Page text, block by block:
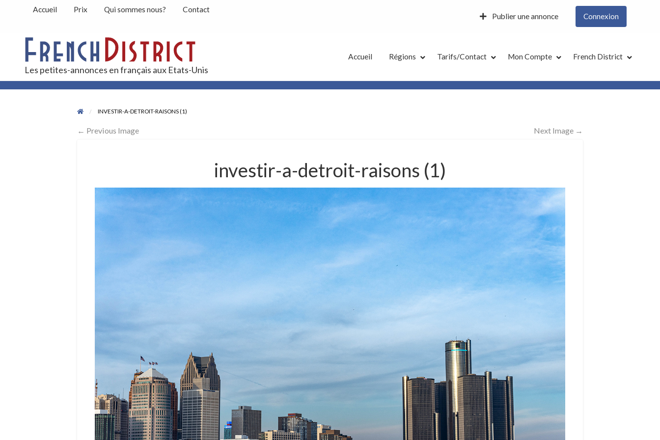
Contact
Accueil Prix Qui sommes nous? Contact
Publier une annonce Connexion
Les petites-annonces en français aux Etats-Unis
Accueil Régions Tarifs/Contact Mon Compte French District
INVESTIR-A-DETROIT-RAISONS (1)
← Previous Image Next Image →
investir-a-detroit-raisons (1)